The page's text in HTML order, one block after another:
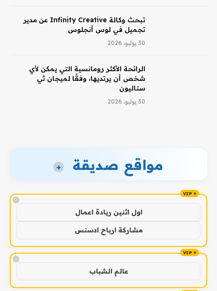
تبحث وكالة Infinity Creative عن مدير
تجميل في لوس أنجلوس
30 يوليو، 2026
الرائحة الأكثر رومانسية التي يمكن لأي
شخص أن يرتديها، وفقًا لميجان ثي
ستاليون
30 يوليو، 2026
مواقع صديقة +
!
اول اثنين ريادة اعمال
مشاركة ارباح ادسنس
!
عالم الشباب